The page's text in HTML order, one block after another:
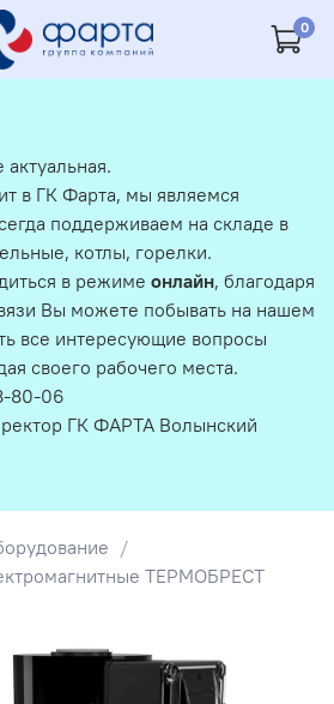
0
ТЕРМОБРЕСТ
в ГК Фарта, мы являемся
поддерживаем на складе в
котлы, горелки.
в режиме онлайн, благодаря
Вы можете побывать на нашем
все интересующие вопросы
своего рабочего места.
80-06
ГК ФАРТА Волынский